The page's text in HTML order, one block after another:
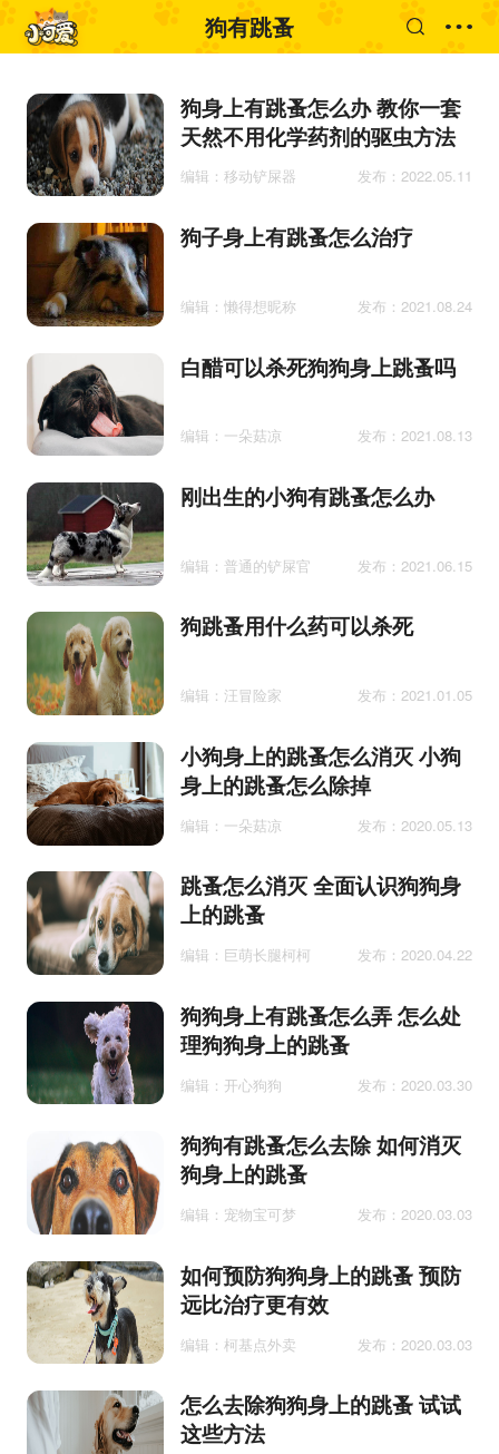
狗有跳蚤
狗身上有跳蚤怎么办 教你一套
天然不用化学药剂的驱虫方法
编辑：移动铲屎器 发布：2022.05.11
狗子身上有跳蚤怎么治疗
编辑：懒得想昵称 发布：2021.08.24
白醋可以杀死狗狗身上跳蚤吗
编辑：一朵菇凉 发布：2021.08.13
刚出生的小狗有跳蚤怎么办
编辑：普通的铲屎官 发布：2021.06.15
狗跳蚤用什么药可以杀死
编辑：汪冒险家 发布：2021.01.05
小狗身上的跳蚤怎么消灭 小狗
身上的跳蚤怎么除掉
编辑：一朵菇凉 发布：2020.05.13
跳蚤怎么消灭 全面认识狗狗身
上的跳蚤
编辑：巨萌长腿柯柯 发布：2020.04.22
狗狗身上有跳蚤怎么弄 怎么处
理狗狗身上的跳蚤
编辑：开心狗狗 发布：2020.03.30
狗狗有跳蚤怎么去除 如何消灭
狗身上的跳蚤
编辑：宠物宝可梦 发布：2020.03.03
如何预防狗狗身上的跳蚤 预防
远比治疗更有效
编辑：柯基点外卖 发布：2020.03.03
怎么去除狗狗身上的跳蚤 试试
这些方法